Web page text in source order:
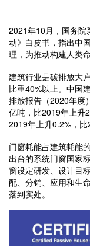
2021年10月，国务院
动》白皮书，指出中
理，为推动构建人类
建筑行业是碳排放大
比重40%以上。中国
排放报告（2020年度
亿吨，比2019年上升
2019年上升0.2%，比
门窗耗能占建筑耗能
出台的系统门窗国家
窗设定研发、设计目
配、分销、应用和生
落到实处。